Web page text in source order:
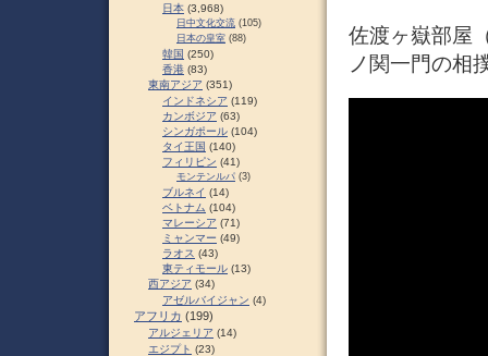
佐渡ヶ嶽部屋
ノ関一門の相
日本 (3,968)
日中文化交流 (105)
日本の皇室 (88)
韓国 (250)
香港 (83)
東南アジア (351)
インドネシア (119)
カンボジア (63)
シンガポール (104)
タイ王国 (140)
フィリピン (41)
モンテンルパ (3)
ブルネイ (14)
ベトナム (104)
マレーシア (71)
ミャンマー (49)
ラオス (43)
東ティモール (13)
西アジア (34)
アゼルバイジャン (4)
アフリカ (199)
アルジェリア (14)
エジプト (23)